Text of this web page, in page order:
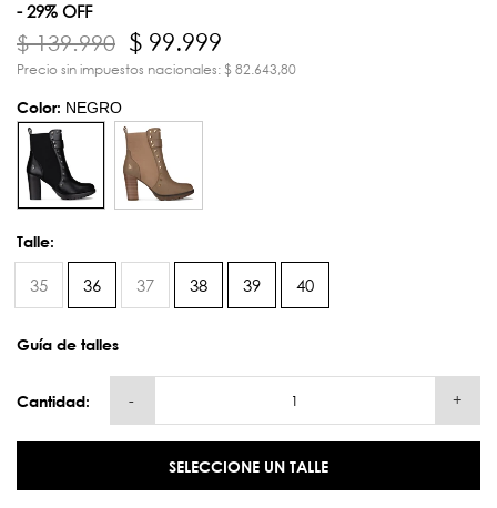
- 29% OFF
$ 139.990 $ 99.999
Precio sin impuestos nacionales: $ 82.643,80
Color: NEGRO
Talle:
35 36 37 38 39 40
Guía de talles
Cantidad: - +
SELECCIONE UN TALLE